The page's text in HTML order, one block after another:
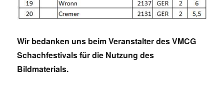
Wir bedanken uns beim Veranstalter des VMCG
Schachfestivals für die Nutzung des
Bildmaterials.